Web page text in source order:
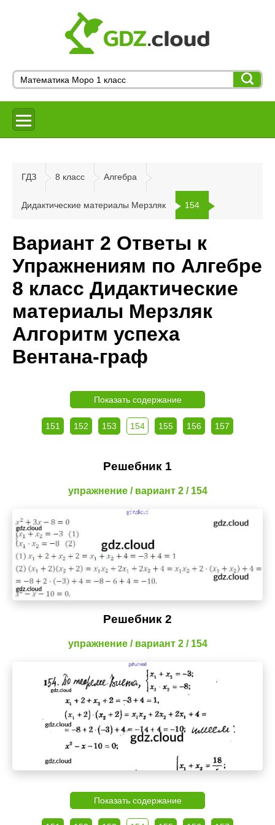
ГДЗ 8 класс Алгебра
Дидактические материалы Мерзляк 154
Вариант 2 Ответы к
Упражнениям по Алгебре
8 класс Дидактические
материалы Мерзляк
Алгоритм успеха
Вентана-граф
Показать содержание
151 152 153 154 155 156 157
Решебник 1
упражнение / вариант 2 / 154
Решебник 2
упражнение / вариант 2 / 154
Показать содержание